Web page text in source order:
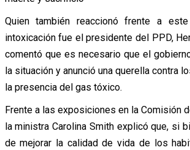
Quien también reaccionó frente a
intoxicación fue el presidente del PPD,
comentó que es necesario que el
la situación y anunció una querella contra
la presencia del gas tóxico.
Frente a las exposiciones en la Comisión
la ministra Carolina Smith explicó que, si
de mejorar la calidad de vida de los